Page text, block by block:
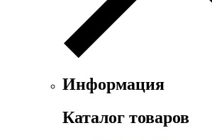
Информация
Каталог товаров